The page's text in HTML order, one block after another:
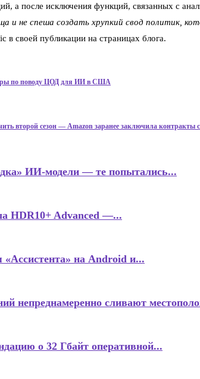
а после исключения функций, связанных с
и не спеша создать хрупкий свод политик,
в своей публикации на страницах блога.
по поводу ЦОД для ИИ в США
второй сезон — Amazon заранее заключила контракты
ИИ-модели — те попытались...
HDR10+ Advanced —...
«Ассистента» на Android и...
непреднамеренно сливают
о 32 Гбайт оперативной...